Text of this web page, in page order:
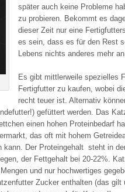
später auch keine Probleme
zu probieren. Bekommt es
dieser Zeit nur eine
es sein, dass es für den Rest
Lebens nichts anderes mehr
Es gibt mittlerweile spezielles
Fertigfutter zu kaufen, wobei
recht teuer ist. Alternativ
gefüttert werden. Das
einen hohen Proteinbedarf
das oft mit hohem
Der Proteingehalt steht in
der Fettgehalt bei 20-22%.
und nur hochwertiges
Zucker enthalten (das gilt